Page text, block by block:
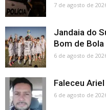
7 de agosto de
Jandaia do
Bom de
6 de agosto de
Faleceu Ariel
6 de agosto de